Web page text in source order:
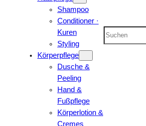
Shampoo
Conditioner ·
Kuren
Styling
Körperpflege
Dusche &
Peeling
Hand &
Fußpflege
Körperlotion &
Cremes
Suchen